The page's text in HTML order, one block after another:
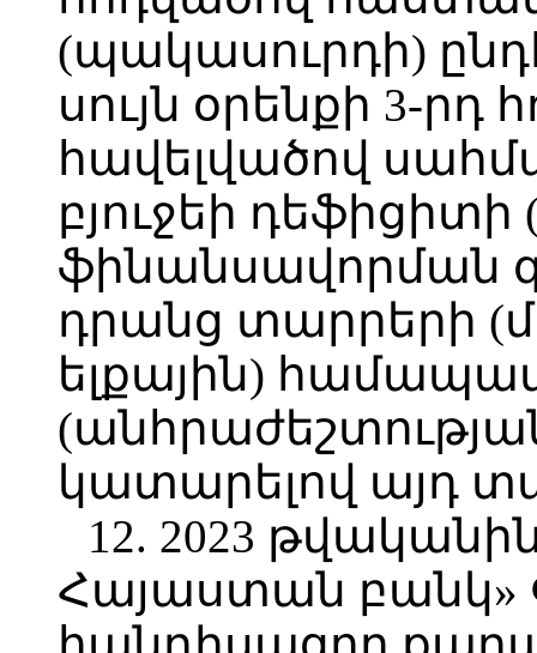
(պակասուրդի)
սույն օրենքի 3-րդ
հավելվածով
բյուջեի
ֆինանսավորման
դրանց տարրերի
ելքային)
կատարելով այդ
12. 2023
Հայաստան բանկ»